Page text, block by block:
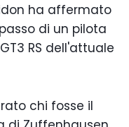
ha affermato
di un pilota
RS dell'attuale
chi fosse il